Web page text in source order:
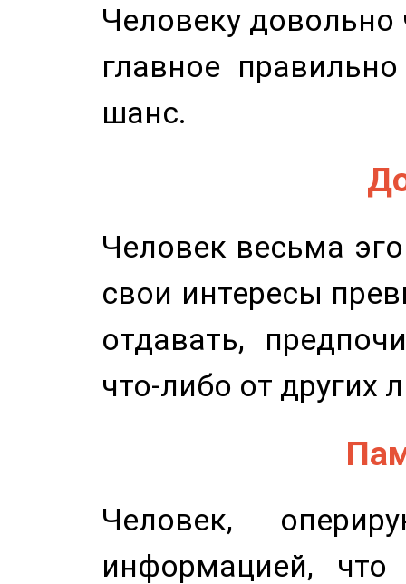
Человеку довольно
главное
шанс.
Человек весьма
свои интересы
отдавать,
что-либо от других
Человек,
информацией,